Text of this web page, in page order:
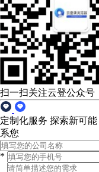
扫一扫关注云登公众号
定制化服务 探索新可能
系您
*